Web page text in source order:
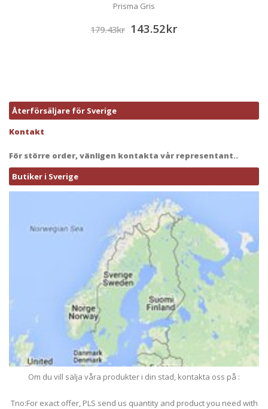
Prisma Gris
179.43kr 143.52kr
Återförsäljare för Sverige
Kontakt
För större order, vänligen kontakta vår representant..
Butiker i Sverige
Om du vill sälja våra produkter i din stad, kontakta oss på :
Tno:For exact offer, PLS send us quantity and product you need with